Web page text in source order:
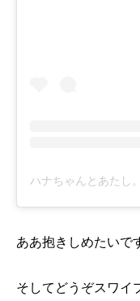
ああ抱きしめたいで
そしてどうぞスワイ